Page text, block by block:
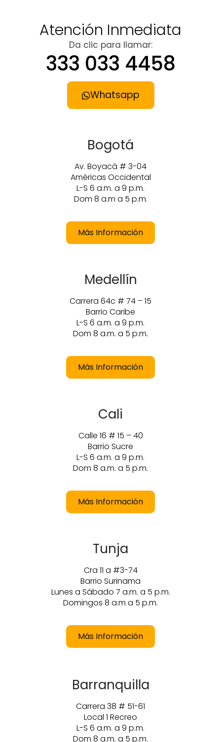
Atención Inmediata
Da clic para llamar:
333 033 4458
Whatsapp
Bogotá
Av. Boyacá # 3-04
Américas Occidental
L-S 6 a.m. a 9 p.m.
Dom 8 a.m a 5 p.m.
Más Información
Medellín
Carrera 64c # 74 – 15
Barrio Caribe
L-S 6 a.m. a 9 p.m.
Dom 8 a.m. a 5 p.m.
Más Información
Cali
Calle 16 # 15 – 40
Barrio Sucre
L-S 6 a.m. a 9 p.m.
Dom 8 a.m. a 5 p.m.
Más Información
Tunja
Cra 11 a #3-74
Barrio Surinama
Lunes a Sábado 7 a.m. a 5 p.m.
Domingos 8 a.m a 5 p.m.
Más Información
Barranquilla
Carrera 38 # 51-61
Local 1 Recreo
L-S 6 a.m. a 9 p.m.
Dom 8 a.m. a 5 p.m.